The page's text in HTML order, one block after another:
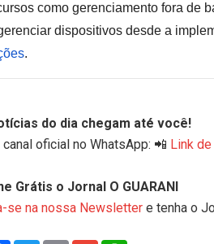
como gerenciamento fora de
dispositivos desde a
.
do dia chegam até você!
canal oficial no WhatsApp: 📲 Link
Grátis o Jornal O GUARANI
se na nossa Newsletter e tenha o